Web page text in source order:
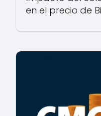
en el precio de